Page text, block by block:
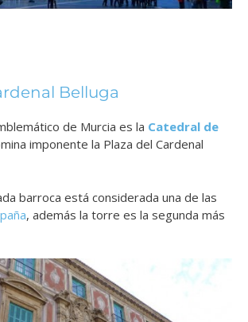
Belluga
de Murcia es la Catedral de
imponente la Plaza del Cardenal
barroca está considerada una de las
, además la torre es la segunda más